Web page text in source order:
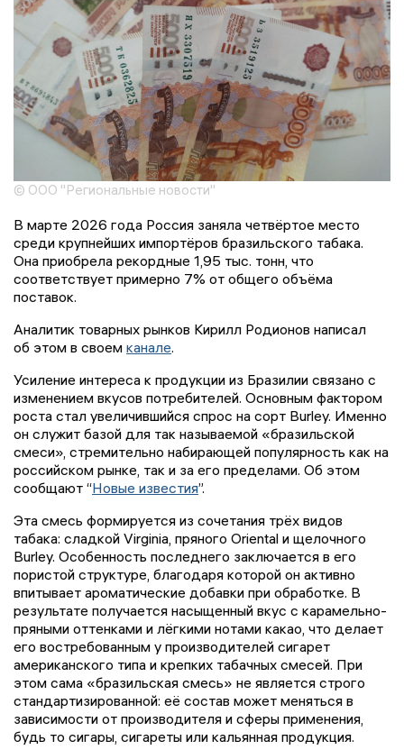
© ООО "Региональные новости"
В марте 2026 года Россия заняла четвёртое место
среди крупнейших импортёров бразильского табака.
Она приобрела рекордные 1,95 тыс. тонн, что
соответствует примерно 7% от общего объёма
поставок.
Аналитик товарных рынков Кирилл Родионов написал
об этом в своем канале.
Усиление интереса к продукции из Бразилии связано с
изменением вкусов потребителей. Основным фактором
роста стал увеличившийся спрос на сорт Burley. Именно
он служит базой для так называемой «бразильской
смеси», стремительно набирающей популярность как на
российском рынке, так и за его пределами. Об этом
сообщают “Новые известия”.
Эта смесь формируется из сочетания трёх видов
табака: сладкой Virginia, пряного Oriental и щелочного
Burley. Особенность последнего заключается в его
пористой структуре, благодаря которой он активно
впитывает ароматические добавки при обработке. В
результате получается насыщенный вкус с карамельно-
пряными оттенками и лёгкими нотами какао, что делает
его востребованным у производителей сигарет
американского типа и крепких табачных смесей. При
этом сама «бразильская смесь» не является строго
стандартизированной: её состав может меняться в
зависимости от производителя и сферы применения,
будь то сигары, сигареты или кальянная продукция.